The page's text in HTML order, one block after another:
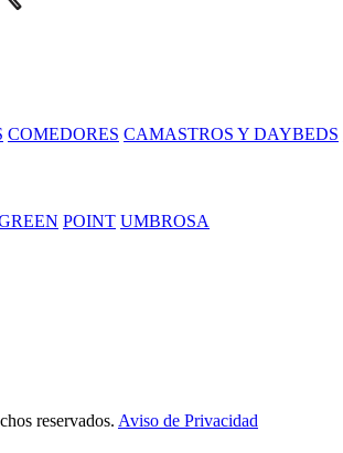
COMEDORES CAMASTROS Y DAYBEDS
POINT UMBROSA
reservados. Aviso de Privacidad